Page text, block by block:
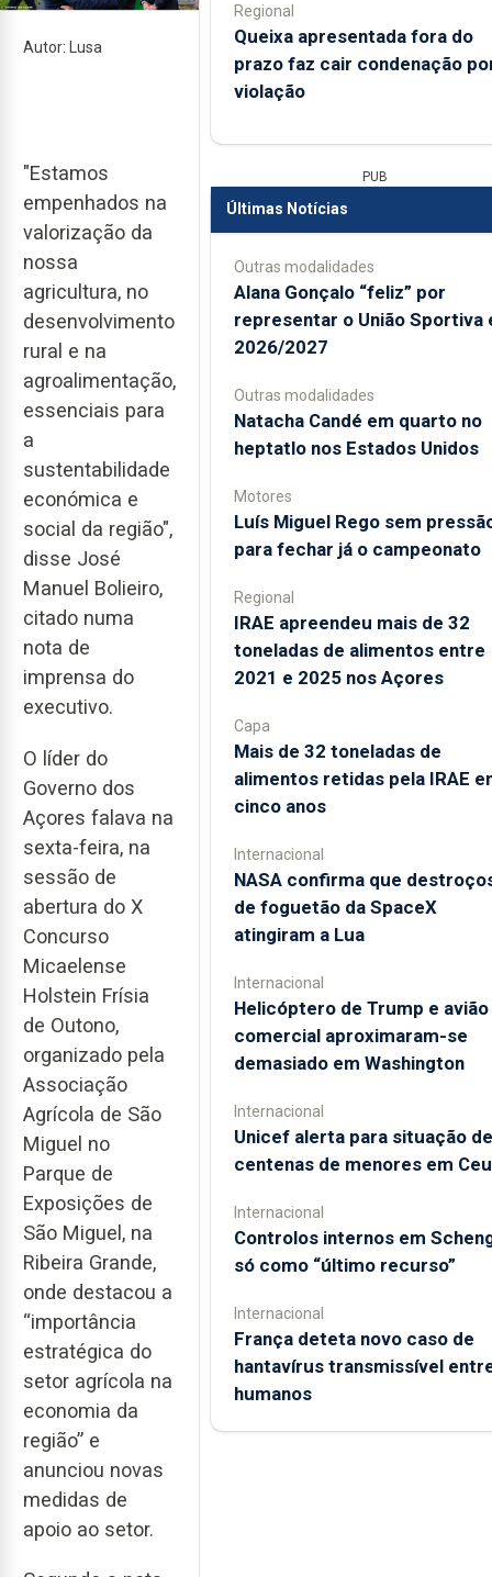
Autor: Lusa
"Estamos
empenhados na
valorização da
nossa
agricultura, no
desenvolvimento
rural e na
agroalimentação,
essenciais para
a
sustentabilidade
económica e
social da região",
disse José
Manuel Bolieiro,
citado numa
nota de
imprensa do
executivo.
O líder do
Governo dos
Açores falava na
sexta-feira, na
sessão de
abertura do X
Concurso
Micaelense
Holstein Frísia
de Outono,
organizado pela
Associação
Agrícola de São
Miguel no
Parque de
Exposições de
São Miguel, na
Ribeira Grande,
onde destacou a
“importância
estratégica do
setor agrícola na
economia da
região” e
anunciou novas
medidas de
apoio ao setor.
Regional
Queixa apresentada fora do
prazo faz cair condenação
violação
PUB
Últimas Notícias
Outras modalidades
Alana Gonçalo “feliz” por
representar o União Sportiva
2026/2027
Outras modalidades
Natacha Candé em quarto no
heptatlo nos Estados Unidos
Motores
Luís Miguel Rego sem
para fechar já o campeonato
Regional
IRAE apreendeu mais de 32
toneladas de alimentos entre
2021 e 2025 nos Açores
Capa
Mais de 32 toneladas de
alimentos retidas pela IRAE
cinco anos
Internacional
NASA confirma que
de foguetão da SpaceX
atingiram a Lua
Internacional
Helicóptero de Trump e avião
comercial aproximaram-se
demasiado em Washington
Internacional
Unicef alerta para situação de
centenas de menores em
Internacional
Controlos internos em
só como “último recurso”
Internacional
França deteta novo caso de
hantavírus transmissível
humanos